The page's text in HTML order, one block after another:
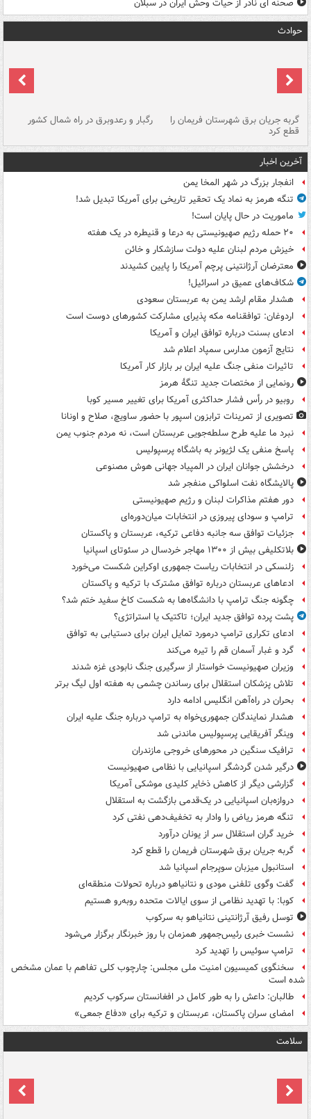
صحنه ای نادر از حیات وحش ایران در سبلان
حوادث
گربه جریان برق شهرستان فریمان را
قطع کرد
رگبار و رعدوبرق در راه شمال کشور
آخرین اخبار
انفجار بزرگ در شهر المخا یمن
تنگه هرمز به نماد یک تحقیر تاریخی برای آمریکا تبدیل شد!
ماموریت در حال پایان است!
۲۰ حمله رژیم صهیونیستی به درعا و قنیطره در یک هفته
خیزش مردم لبنان علیه دولت سازشکار و خائن
معترضان آرژانتینی پرچم آمریکا را پایین کشیدند
شکاف‌های عمیق در اسرائیل!
هشدار مقام ارشد یمن به عربستان سعودی
اردوغان: توافقنامه مکه پذیرای مشارکت کشورهای دوست است
ادعای بسنت درباره توافق ایران و آمریکا
نتایج آزمون مدارس سمپاد اعلام شد
تاثیرات منفی جنگ علیه ایران بر بازار کار آمریکا
رونمایی از مختصات جدید تنگۀ هرمز
روبیو در رأس فشار حداکثری آمریکا برای تغییر مسیر کوبا
تصویری از تمرینات ترابزون اسپور با حضور ساویچ، صلاح و اونانا
نبرد ما علیه طرح سلطه‌جویی عربستان است، نه مردم جنوب یمن
پاسخ منفی یک لژیونر به باشگاه پرسپولیس
درخشش جوانان ایران در المپیاد جهانی هوش مصنوعی
پالایشگاه نفت اسلواکی منفجر شد
دور هفتم مذاکرات لبنان و رژیم صهیونیستی
ترامپ و سودای پیروزی در انتخابات میان‌دوره‌ای
جزئیات توافق سه جانبه دفاعی ترکیه، عربستان و پاکستان
بلاتکلیفی بیش از ۱۳۰۰ مهاجر خردسال در سئوتای اسپانیا
زلنسکی در انتخابات ریاست جمهوری اوکراین شکست می‌خورد
ادعاهای عربستان درباره توافق مشترک با ترکیه و پاکستان
چگونه جنگ ترامپ با دانشگاه‌ها به شکست کاخ سفید ختم شد؟
پشت پرده توافق جدید ایران؛ تاکتیک یا استراتژی؟
ادعای تکراری ترامپ درمورد تمایل ایران برای دستیابی به توافق
گرد و غبار آسمان قم را تیره می‌کند
وزیران صهیونیست خواستار از سرگیری جنگ نابودی غزه شدند
تلاش پزشکان استقلال برای رساندن چشمی به هفته اول لیگ برتر
بحران در راه‌آهن انگلیس ادامه دارد
هشدار نمایندگان جمهوری‌خواه به ترامپ درباره جنگ علیه ایران
وینگر آفریقایی پرسپولیس ماندنی شد
ترافیک سنگین در محورهای خروجی مازندران
درگیر شدن گردشگر اسپانیایی با نظامی صهیونیست
گزارشی دیگر از کاهش ذخایر کلیدی موشکی آمریکا
دروازه‌بان اسپانیایی در یک‌قدمی بازگشت به استقلال
تنگه هرمز ریاض را وادار به تخفیف‌دهی نفتی کرد
خرید گران استقلال سر از یونان درآورد
گربه جریان برق شهرستان فریمان را قطع کرد
استانبول میزبان سوپرجام اسپانیا شد
گفت وگوی تلفنی مودی و نتانیاهو درباره تحولات منطقه‌ای
کوبا: با تهدید نظامی از سوی ایالات متحده روبه‌رو هستیم
توسل رفیق آرژانتینی نتانیاهو به سرکوب
نشست خبری رئیس‌جمهور همزمان با روز خبرنگار برگزار می‌شود
ترامپ سوئیس را تهدید کرد
سخنگوی کمیسیون امنیت ملی مجلس: چارچوب کلی تفاهم با عمان مشخص
شده است
طالبان: داعش را به طور کامل در افغانستان سرکوب کردیم
امضای سران پاکستان، عربستان و ترکیه برای «دفاع جمعی»
سلامت